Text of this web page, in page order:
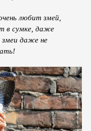
любит змей,
в сумке, даже
змеи даже не